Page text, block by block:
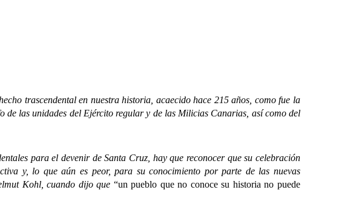
trascendental en nuestra historia, acaecido hace 215 años, como fue la
las unidades del Ejército regular y de las Milicias Canarias, así como del
para el devenir de Santa Cruz, hay que reconocer que su celebración
y, lo que aún es peor, para su conocimiento por parte de las nuevas
Kohl, cuando dijo que “un pueblo que no conoce su historia no puede